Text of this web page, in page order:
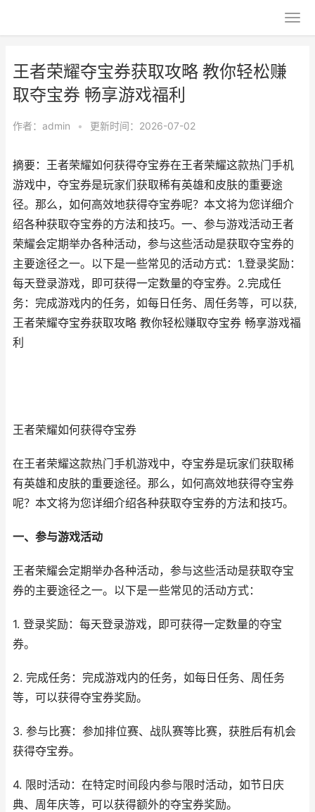
王者荣耀夺宝券获取攻略 教你轻松赚
取夺宝券 畅享游戏福利
作者： admin • 更新时间：2026-07-02
摘要：王者荣耀如何获得夺宝券在王者荣耀这款热门手机
游戏中，夺宝券是玩家们获取稀有英雄和皮肤的重要途
径。那么，如何高效地获得夺宝券呢？本文将为您详细介
绍各种获取夺宝券的方法和技巧。一、参与游戏活动王者
荣耀会定期举办各种活动，参与这些活动是获取夺宝券的
主要途径之一。以下是一些常见的活动方式：1.登录奖励：
每天登录游戏，即可获得一定数量的夺宝券。2.完成任
务：完成游戏内的任务，如每日任务、周任务等，可以获,
王者荣耀夺宝券获取攻略 教你轻松赚取夺宝券 畅享游戏福
利
王者荣耀如何获得夺宝券
在王者荣耀这款热门手机游戏中，夺宝券是玩家们获取稀
有英雄和皮肤的重要途径。那么，如何高效地获得夺宝券
呢？本文将为您详细介绍各种获取夺宝券的方法和技巧。
一、参与游戏活动
王者荣耀会定期举办各种活动，参与这些活动是获取夺宝
券的主要途径之一。以下是一些常见的活动方式：
1. 登录奖励：每天登录游戏，即可获得一定数量的夺宝
券。
2. 完成任务：完成游戏内的任务，如每日任务、周任务
等，可以获得夺宝券奖励。
3. 参与比赛：参加排位赛、战队赛等比赛，获胜后有机会
获得夺宝券。
4. 限时活动：在特定时间段内参与限时活动，如节日庆
典、周年庆等，可以获得额外的夺宝券奖励。